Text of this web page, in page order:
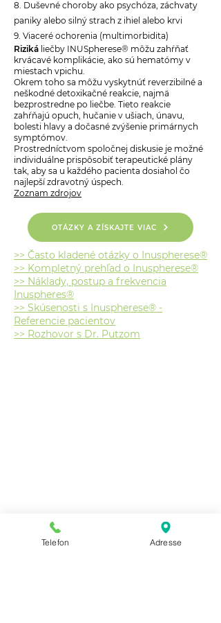
8. Duševné choroby ako psychóza, záchvaty
paniky alebo silný strach z ihiel alebo krvi
9. Viaceré ochorenia (multimorbidita)
Riziká liečby INUSpherese® môžu zahŕňať
krvácavé komplikácie, ako sú hematómy v
miestach vpichu.
Okrem toho sa môžu vyskytnúť reverzibilné a
neškodné detoxikačné reakcie, najmä
bezprostredne po liečbe. Tieto reakcie
zahŕňajú opuch, hučanie v ušiach, únavu,
bolesti hlavy a dočasné zvýšenie primárnych
symptómov.
Prostredníctvom spoločnej diskusie je možné
individuálne prispôsobiť terapeutické plány
tak, aby sa u každého pacienta dosiahol čo
najlepší zdravotný úspech.
Zoznam zdrojov
OTÁZKY A ZÍSKAJTE VIAC
>> Často kladené otázky o Inuspherese®
>> Kompletný prehľad o Inuspherese®
>> Náklady, postup a frekvencia
Inuspheres®
>> Skúsenosti s Inuspherese® -
Referencie pacientov
>> Rozhovor s Dr. Putzom
Telefon Adresse